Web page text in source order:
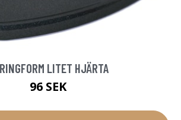
LITET HJÄRTA
96 SEK